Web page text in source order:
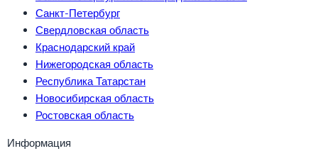
Санкт-Петербург
Свердловская область
Краснодарский край
Нижегородская область
Республика Татарстан
Новосибирская область
Ростовская область
Информация